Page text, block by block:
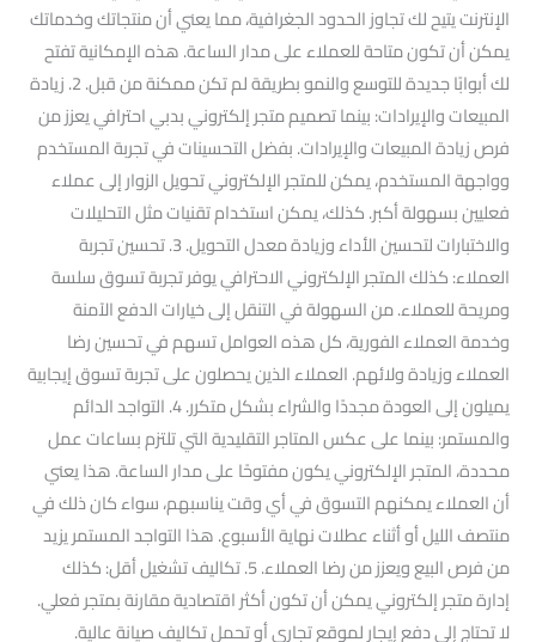
الإنترنت يتيح لك تجاوز الحدود الجغرافية، مما يعني أن منتجاتك وخدماتك
يمكن أن تكون متاحة للعملاء على مدار الساعة. هذه الإمكانية تفتح
لك أبوابًا جديدة للتوسع والنمو بطريقة لم تكن ممكنة من قبل. 2. زيادة
المبيعات والإيرادات: بينما تصميم متجر إلكتروني بدبي احترافي يعزز من
فرص زيادة المبيعات والإيرادات. بفضل التحسينات في تجربة المستخدم
وواجهة المستخدم، يمكن للمتجر الإلكتروني تحويل الزوار إلى عملاء
فعليين بسهولة أكبر. كذلك، يمكن استخدام تقنيات مثل التحليلات
والاختبارات لتحسين الأداء وزيادة معدل التحويل. 3. تحسين تجربة
العملاء: كذلك المتجر الإلكتروني الاحترافي يوفر تجربة تسوق سلسة
ومريحة للعملاء. من السهولة في التنقل إلى خيارات الدفع الآمنة
وخدمة العملاء الفورية، كل هذه العوامل تسهم في تحسين رضا
العملاء وزيادة ولائهم. العملاء الذين يحصلون على تجربة تسوق إيجابية
يميلون إلى العودة مجددًا والشراء بشكل متكرر. 4. التواجد الدائم
والمستمر: بينما على عكس المتاجر التقليدية التي تلتزم بساعات عمل
محددة، المتجر الإلكتروني يكون مفتوحًا على مدار الساعة. هذا يعني
أن العملاء يمكنهم التسوق في أي وقت يناسبهم، سواء كان ذلك في
منتصف الليل أو أثناء عطلات نهاية الأسبوع. هذا التواجد المستمر يزيد
من فرص البيع ويعزز من رضا العملاء. 5. تكاليف تشغيل أقل: كذلك
إدارة متجر إلكتروني يمكن أن تكون أكثر اقتصادية مقارنة بمتجر فعلي.
لا تحتاج إلى دفع إيجار لموقع تجاري أو تحمل تكاليف صيانة عالية.